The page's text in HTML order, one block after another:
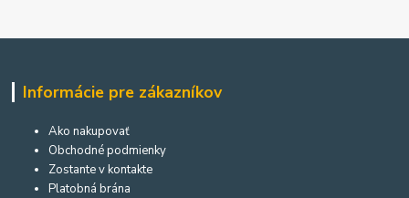
Informácie pre zákazníkov
Ako nakupovať
Obchodné podmienky
Zostante v kontakte
Platobná brána